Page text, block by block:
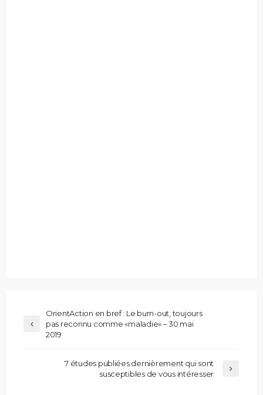
OrientAction en bref : Le burn-out, toujours
pas reconnu comme «maladie» – 30 mai
2019
7 études publiées dernièrement qui sont
susceptibles de vous intéresser